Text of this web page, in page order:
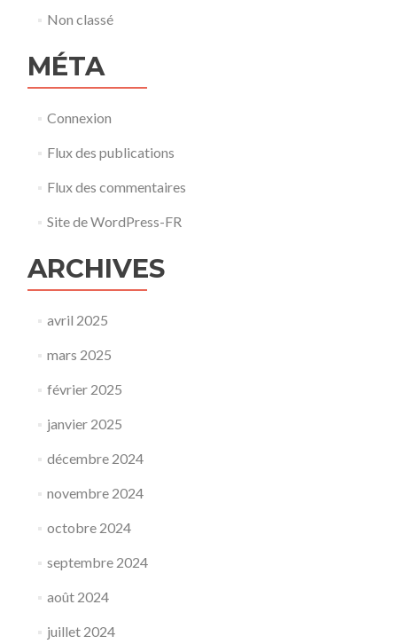
Non classé
MÉTA
Connexion
Flux des publications
Flux des commentaires
Site de WordPress-FR
ARCHIVES
avril 2025
mars 2025
février 2025
janvier 2025
décembre 2024
novembre 2024
octobre 2024
septembre 2024
août 2024
juillet 2024